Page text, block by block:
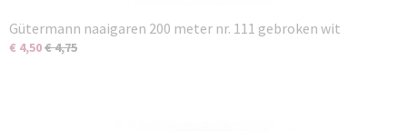
Gütermann naaigaren 200 meter nr. 111 gebroken wit
€ 4,50€ 4,75